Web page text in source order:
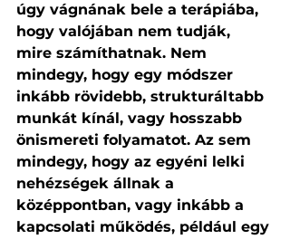
úgy vágnának bele a terápiába,
hogy valójában nem tudják,
mire számíthatnak. Nem
mindegy, hogy egy módszer
inkább rövidebb, strukturáltabb
munkát kínál, vagy hosszabb
önismereti folyamatot. Az sem
mindegy, hogy az egyéni lelki
nehézségek állnak a
középpontban, vagy inkább a
kapcsolati működés, például egy